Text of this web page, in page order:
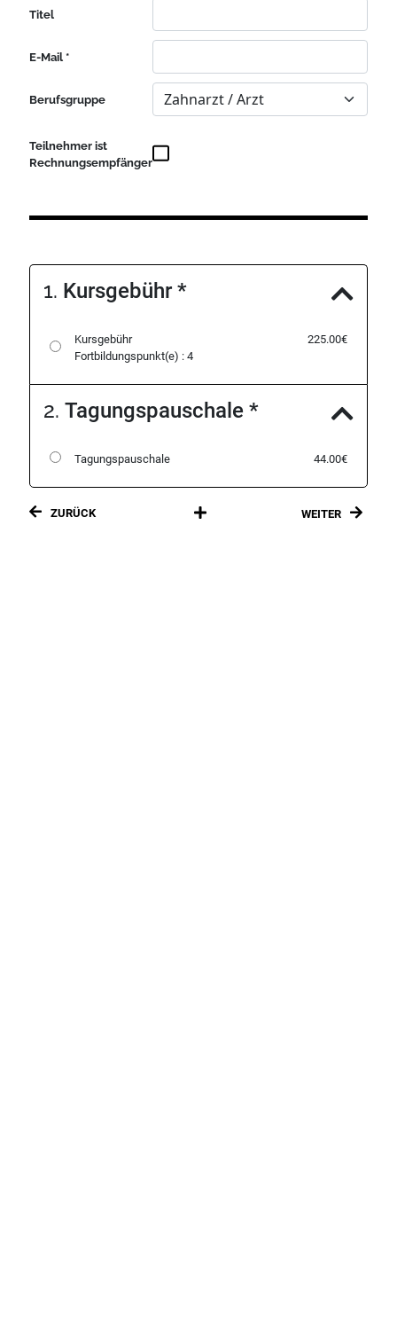
Titel
E-Mail *
Berufsgruppe
Teilnehmer ist
Rechnungsempfänger
1. Kursgebühr *
Kursgebühr
Fortbildungspunkt(e) : 4
225.00€
2.Tagungspauschale *
Tagungspauschale 44.00€
ZURÜCK WEITER